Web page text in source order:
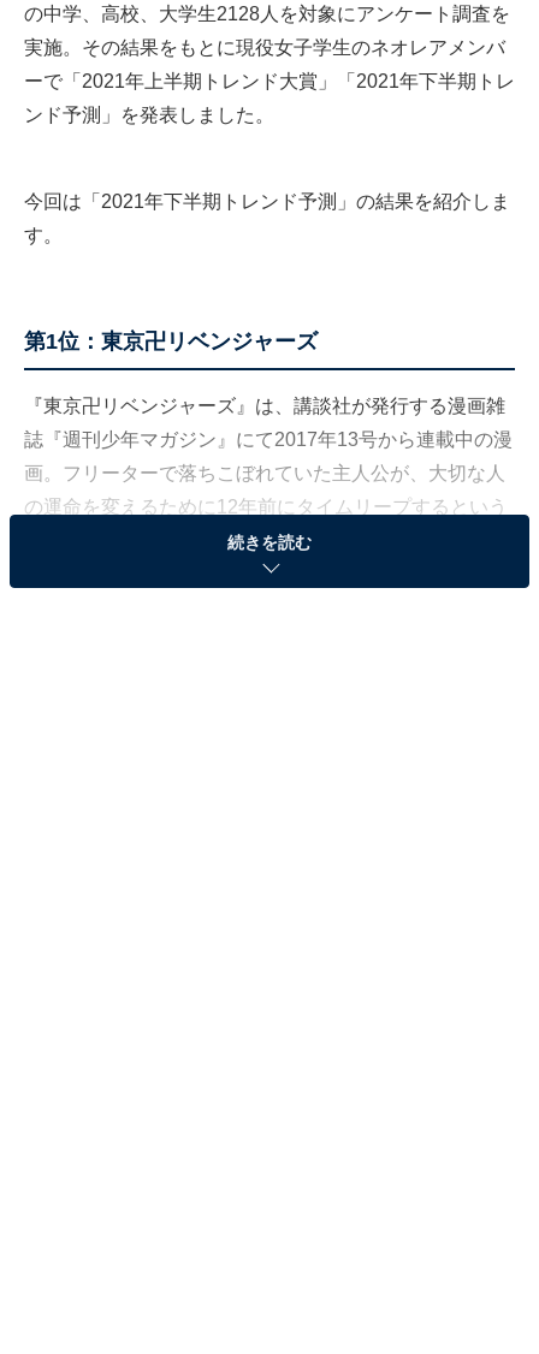
の中学、高校、大学生2128人を対象にアンケート調査を
実施。その結果をもとに現役女子学生のネオレアメンバ
ーで「2021年上半期トレンド大賞」「2021年下半期トレ
ンド予測」を発表しました。
今回は「2021年下半期トレンド予測」の結果を紹介しま
す。
第1位：東京卍リベンジャーズ
『東京卍リベンジャーズ』は、講談社が発行する漫画雑
誌『週刊少年マガジン』にて2017年13号から連載中の漫
画。フリーターで落ちこぼれていた主人公が、大切な人
の運命を変えるために12年前にタイムリープするという
斬新なストーリーが魅力です。本作は現在テレビアニメ
化もされ人気が爆発。2021年7月9日には、実写映画が全
続きを読む